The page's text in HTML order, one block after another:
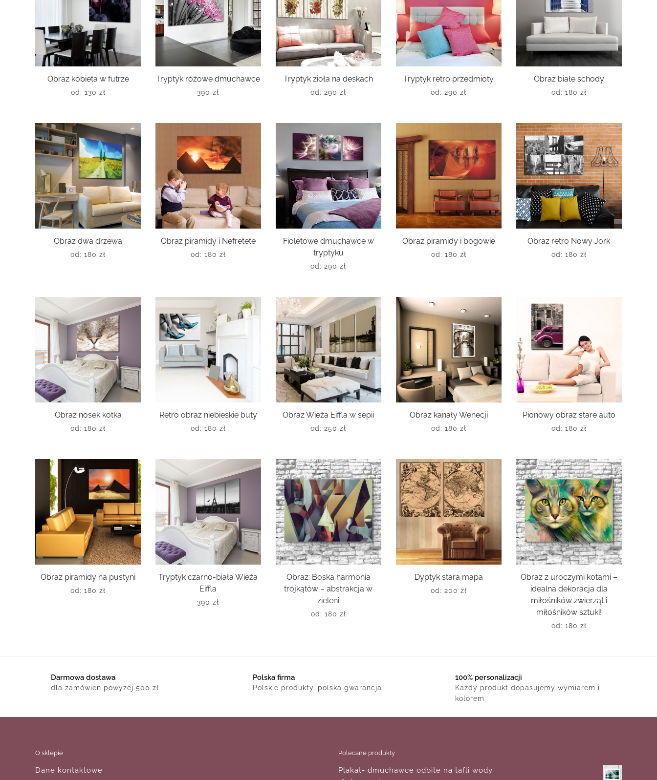
Obraz kobieta w futrze
od: 130 zł
Tryptyk różowe dmuchawce
390zł
Tryptyk zioła na deskach
od: 290zł
Tryptyk retro przedmioty
od: 290zł
Obraz białe schody
od: 180 zł
Obraz dwa drzewa
od: 180 zł
Obraz piramidy i Nefretete
od: 180 zł
Fioletowe dmuchawce w
tryptyku
od: 290zł
Obraz piramidy i bogowie
od: 180 zł
Obraz retro Nowy Jork
od: 180 zł
Obraz nosek kotka
od: 180 zł
Retro obraz niebieskie buty
od: 180 zł
Obraz Wieża Eiffla w sepii
od: 250zł
Obraz kanały Wenecji
od: 180 zł
Pionowy obraz stare auto
od: 180 zł
Obraz piramidy na pustyni
od: 180 zł
Tryptyk czarno-biała Wieża
Eiffla
390zł
Obraz: Boska harmonia
trójkątów – abstrakcja w
zieleni
od: 180 zł
Dyptyk stara mapa
od: 200 zł
Obraz z uroczymi kotami –
idealna dekoracja dla
miłośników zwierząt i
miłośników sztuki!
od: 180 zł
Darmowa dostawa
dla zamówień powyżej 500 zł
Polska firma
Polskie produkty, polska gwarancja
100% personalizacji
Każdy produkt dopasujemy wymiarem i
kolorem
O sklepie
Dane kontaktowe
Polecane produkty
Plakat- dmuchawce odbite na tafli wody